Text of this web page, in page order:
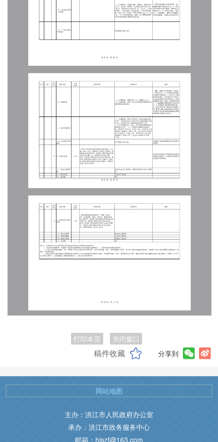
打印本页 关闭窗口
稿件收藏 分享到
主办：洪江市人民政府办公室
承办：洪江市政务服务中心
邮箱：hjszf@163.com
网站地图